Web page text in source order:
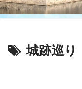
城跡巡り